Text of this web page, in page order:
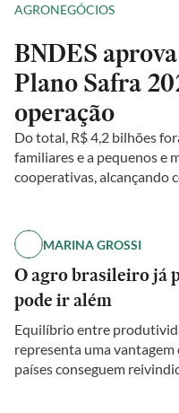
AGRONEGÓCIOS
BNDES
Plano Safra
operação
Do total, R$ 4,2 bilhões
familiares e a pequenos e
cooperativas, alcançando
MARINA GROSSI
O agro brasileiro já
pode ir além
Equilíbrio entre
representa uma
países conseguem